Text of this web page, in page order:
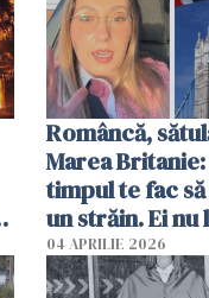
Româncă,
Marea
timpul te fac
un străin. Ei nu
ca noi. În
oamenii sunt
04 APRILIE 2026